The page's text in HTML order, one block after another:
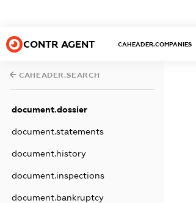
CONTR AGENT CAHEADER.COMPANIES
CAHEADER.SEARCH
document.dossier
document.statements
document.history
document.inspections
document.bankruptcy